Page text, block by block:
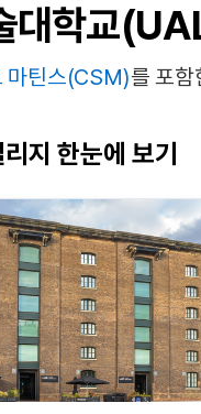
대학교
마틴스(CSM)를 포
지 한눈에 보기